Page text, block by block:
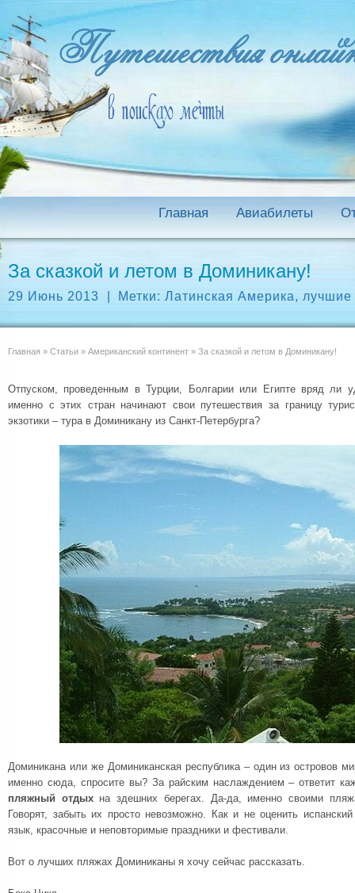
Главная Авиабилеты
За сказкой и летом в Доминикану!
29 Июнь 2013 Метки:Латинская Америка, лучшие
Главная » Статьи » Американский континент » За сказкой и летом в Доминикану!
Отпуском, проведенным в Турции, Болгарии или Египте вряд ли
именно с этих стран начинают свои путешествия за границу
экзотики – тура в Доминикану из Санкт-Петербурга?
Доминикана или же Доминиканская республика – один из островов
именно сюда, спросите вы? За райским наслаждением – ответит
пляжный отдыхна здешних берегах. Да-да, именно своими
Говорят, забыть их просто невозможно. Как и не оценить
язык, красочные и неповторимые праздники и фестивали.
Вот о лучших пляжах Доминиканы я хочу сейчас рассказать.